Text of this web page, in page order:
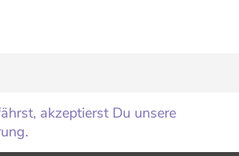
akzeptierst Du unsere